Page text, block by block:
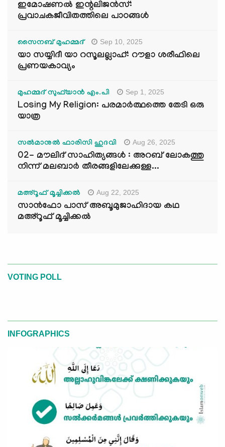
ഇമോഷണൽ ഇന്റലിജൻസ്:
പ്രവാചകജീവിതത്തിലെ പാഠങ്ങൾ
സൈനബ് മുഹമ്മദ് Sep 10, 2025
യാ സയ്യിദീ യാ റസൂലല്ലാഹ്: റൗളാ ശരീഫിലെ
പ്രണയകാവ്യം
മുഹമ്മദ് സുഫ്‌യാൻ എം.പി Sep 1, 2025
Losing My Religion: പരമാർത്ഥത്തെ തേടി ഒരു
യാത്ര
സൽമാനുൽ ഫാരിസി ഹുദവി Aug 26, 2025
02- മൗലിദ് സാഹിത്യങ്ങൾ : അറബ് ലോകത്തു
നിന്ന് മലബാർ തീരങ്ങളിലേക്കുള്ള...
മഅ്റൂഫ് മൂച്ചിക്കല്‍ Aug 22, 2025
സാൻഫോ പാസ് അബൂമുജാഹിദായ കഥ
മഅ്റൂഫ് മൂച്ചിക്കല്‍
VOTING POLL
INFOGRAPHICS